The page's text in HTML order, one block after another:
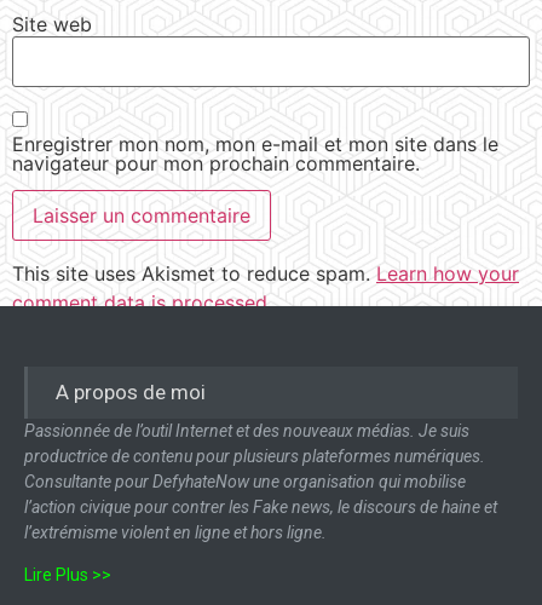
Site web
Enregistrer mon nom, mon e-mail et mon site dans le
navigateur pour mon prochain commentaire.
This site uses Akismet to reduce spam. Learn how your
comment data is processed.
A propos de moi
Passionnée de l’outil Internet et des nouveaux médias. Je suis
productrice de contenu pour plusieurs plateformes numériques.
Consultante pour DefyhateNow une organisation qui mobilise
l’action civique pour contrer les Fake news, le discours de haine et
l’extrémisme violent en ligne et hors ligne.
Lire Plus >>